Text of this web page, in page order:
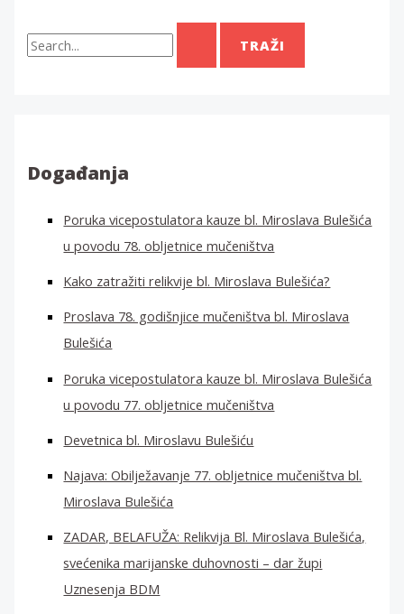
T
r
:Događanja
Poruka vicepostulatora kauze bl. Miroslava Bulešića
u povodu 78. obljetnice mučeništva
Kako zatražiti relikvije bl. Miroslava Bulešića?
Proslava 78. godišnjice mučeništva bl. Miroslava
Bulešića
Poruka vicepostulatora kauze bl. Miroslava Bulešića
u povodu 77. obljetnice mučeništva
Devetnica bl. Miroslavu Bulešiću
Najava: Obilježavanje 77. obljetnice mučeništva bl.
Miroslava Bulešića
ZADAR, BELAFUŽA: Relikvija Bl. Miroslava Bulešića,
svećenika marijanske duhovnosti – dar župi
Uznesenja BDM